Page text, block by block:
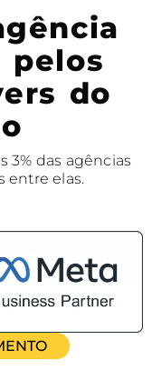
pelos
do
3% das agências
entre elas.